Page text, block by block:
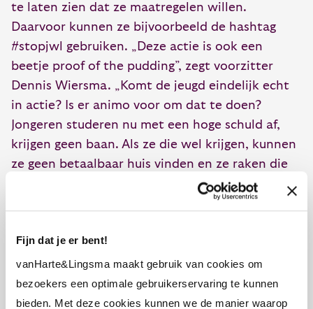
Fijn dat je er bent!
vanHarte&Lingsma maakt gebruik van cookies om
bezoekers een optimale gebruikerservaring te kunnen
bieden. Met deze cookies kunnen we de manier waarop
te laten zien dat ze maatregelen willen.
Daarvoor kunnen ze bijvoorbeeld de hashtag
#stopjwl gebruiken. „Deze actie is ook een
beetje proof of the pudding”, zegt voorzitter
Dennis Wiersma. „Komt de jeugd eindelijk echt
in actie? Is er animo voor om dat te doen?
Jongeren studeren nu met een hoge schuld af,
krijgen geen baan. Als ze die wel krijgen, kunnen
ze geen betaalbaar huis vinden en ze raken die
baan ook weer makkelijk kwijt. Tijd voor actie
De steun voor jongeren aan het begin staan van